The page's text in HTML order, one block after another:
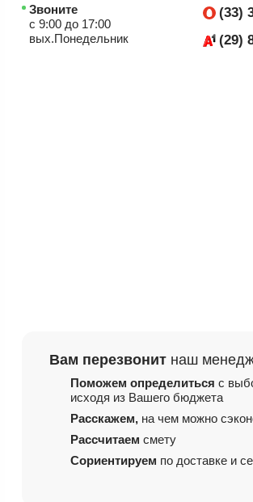
Звоните
с 9:00 до 17:00
вых.Понедельник
(33)
(29)
Вам перезвонит наш
Поможем определитьсяс
исходя из Вашего бюджета
Расскажем, на чем можно
Рассчитаемсмету
Сориентируем по доставке и